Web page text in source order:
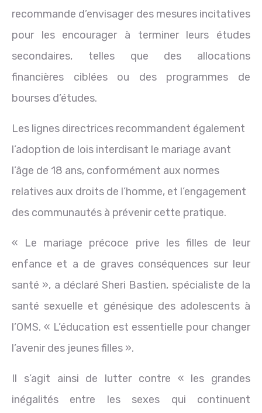
recommande d’envisager des mesures incitatives
pour les encourager à terminer leurs études
secondaires, telles que des allocations
financières ciblées ou des programmes de
bourses d’études.
Les lignes directrices recommandent également
l’adoption de lois interdisant le mariage avant
l’âge de 18 ans, conformément aux normes
relatives aux droits de l’homme, et l’engagement
des communautés à prévenir cette pratique.
« Le mariage précoce prive les filles de leur
enfance et a de graves conséquences sur leur
santé », a déclaré Sheri Bastien, spécialiste de la
santé sexuelle et génésique des adolescents à
l’OMS. « L’éducation est essentielle pour changer
l’avenir des jeunes filles ».
Il s’agit ainsi de lutter contre « les grandes
inégalités entre les sexes qui continuent